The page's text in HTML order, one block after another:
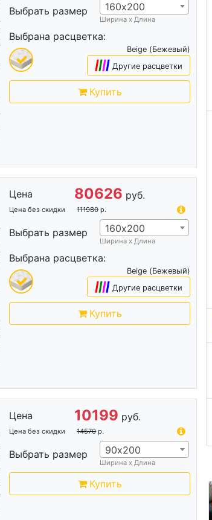
Выбрать размер 160х200
Ширина х Длина
Выбрана расцветка:
Beige (Бежевый)
|||| Другие расцветки
Купить
Цена 80626 руб.
Цена без скидки 111980 р.
Выбрать размер 160х200
Ширина х Длина
Выбрана расцветка:
Beige (Бежевый)
|||| Другие расцветки
Купить
Цена 10199 руб.
Цена без скидки 14570 р.
Выбрать размер 90х200
Ширина х Длина
Купить